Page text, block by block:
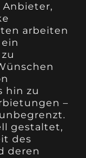
Anbieter,
arbeiten
hin zu
–
gestaltet,
des
deren